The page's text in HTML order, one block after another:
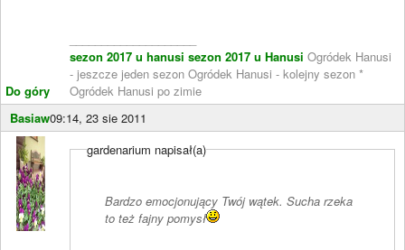
Do góry
sezon 2017 u hanusi sezon 2017 u Hanusi Ogródek Hanusi
- jeszcze jeden sezon Ogródek Hanusi - kolejny sezon *
Ogródek Hanusi po zimie
Basiaw09:14, 23 sie 2011
gardenarium napisał(a)
Bardzo emocjonujący Twój wątek. Sucha rzeka
to też fajny pomysł